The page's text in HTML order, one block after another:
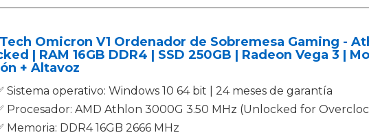
Omicron V1 Ordenador de Sobremesa Gaming -
| RAM 16GB DDR4 | SSD 250GB | Radeon Vega 3 |
+ Altavoz
Sistema operativo: Windows 10 64 bit | 24 meses de garantía
Procesador: AMD Athlon 3000G 3.50 MHz (Unlocked for
Memoria: DDR4 16GB 2666 MHz